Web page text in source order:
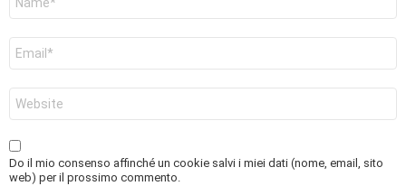
web
Do il mio consenso affinché un cookie salvi i miei dati (nome, email, sito
web) per il prossimo commento.